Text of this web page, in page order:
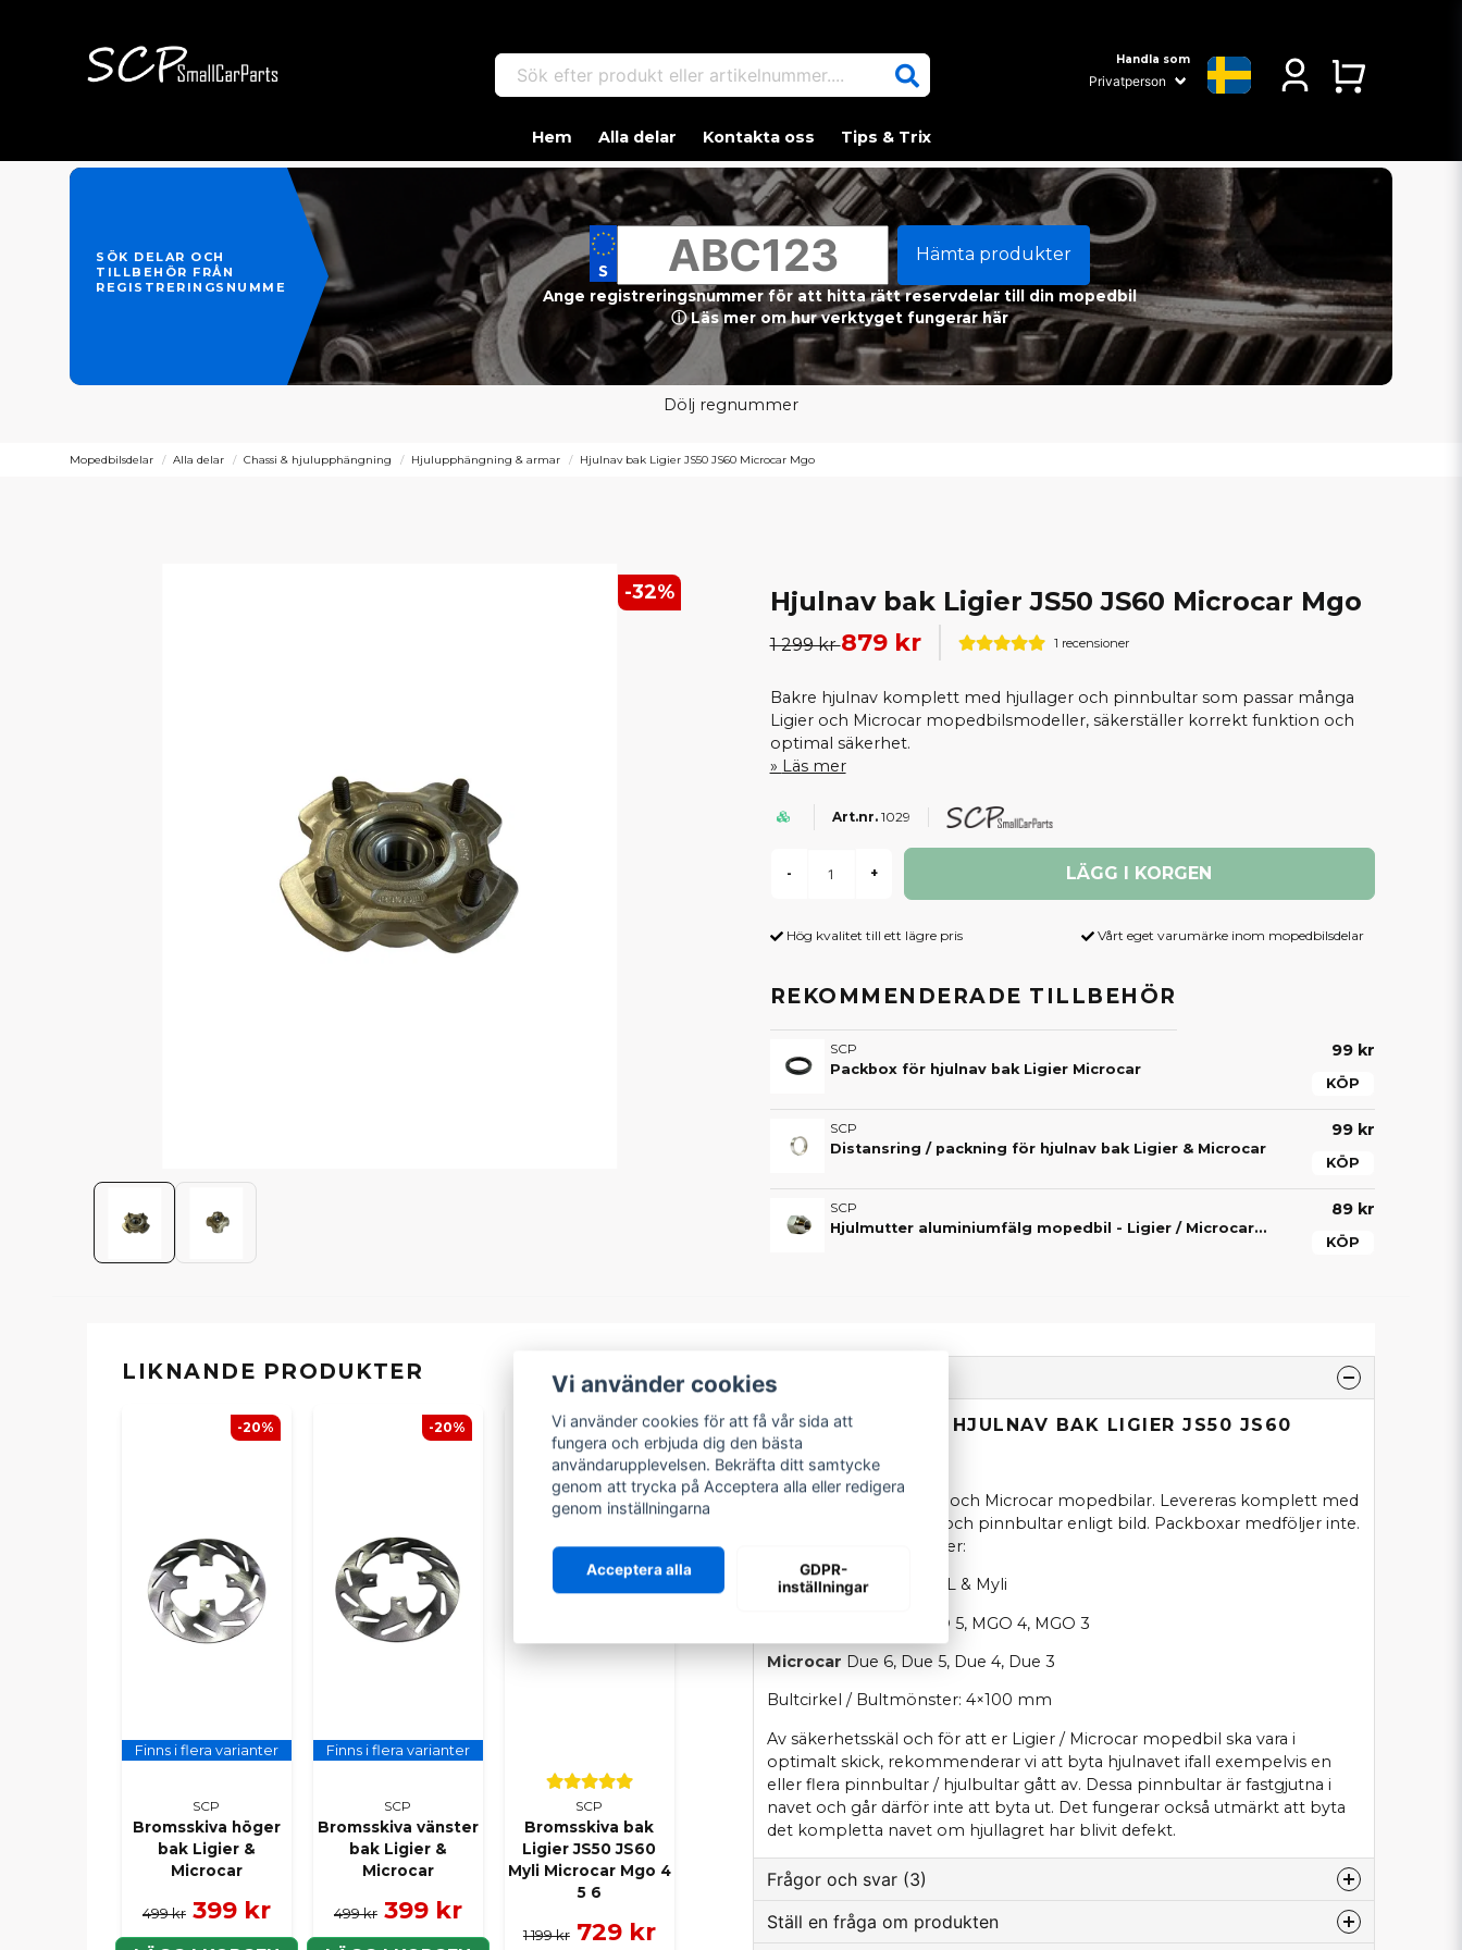
Sök efter produkt eller artikelnummer.... Handla som
Hem Alla delar Kontakta oss Tips & Trix
SÖK DELAR OCH
TILLBEHÖR FRÅN
REGISTRERINGSNUMMER
Hämta produkter
Ange registreringsnummer för att hitta rätt reservdelar till din mopedbil
ⓘ Läs mer om hur verktyget fungerar här
Dölj regnummer
Mopedbilsdelar Alla delar Chassi & hjulupphängning Hjulupphängning & armar Hjulnav bak Ligier JS50 JS60 Microcar Mgo
-32% Hjulnav bak Ligier JS50 JS60 Microcar Mgo
1 299 kr879 kr 1 recensioner
Bakre hjulnav komplett med hjullager och pinnbultar som passar många
Ligier och Microcar mopedbilsmodeller, säkerställer korrekt funktion och
optimal säkerhet.
Läs mer
1029
- + LÄGG I KORGEN
Hög kvalitet till ett lägre pris Vårt eget varumärke inom mopedbilsdelar
REKOMMENDERADE TILLBEHÖR
SCP
Packbox för hjulnav bak Ligier Microcar
99 kr
KÖP
SCP
Distansring / packning för hjulnav bak Ligier & Microcar
99 kr
KÖP
SCP
Hjulmutter aluminiumfälg mopedbil - Ligier / Microcar / Chatenet / Casalini m.fl.
89 kr
KÖP
LIKNANDE PRODUKTER
Finns i flera varianter
SCP
Bromsskiva höger
bak Ligier &
Microcar
499 kr 399 kr
-20%
Finns i flera varianter
SCP
Bromsskiva vänster
bak Ligier &
Microcar
499 kr 399 kr
-20%
SCP
Bromsskiva bak
Ligier JS50 JS60
Myli Microcar Mgo 4
5 6
1 199 kr 729 kr
-39%
Beskrivning
BESKRIVNING AV HJULNAV BAK LIGIER JS50 JS60
MICROCAR MGO
Bakre hjulnav till Ligier och Microcar mopedbilar. Levereras komplett med
förinstallerat hjullager och pinnbultar enligt bild. Packboxar medföljer inte.
Passar följande modeller:
LigierJS60, JS50, JS50L & Myli
MGO 6, MGO 5, MGO 4, MGO 3
Microcar Due 6, Due 5, Due 4, Due 3
Bultcirkel / Bultmönster: 4×100 mm
Av säkerhetsskäl och för att er Ligier / Microcar mopedbil ska vara i
optimalt skick, rekommenderar vi att byta hjulnavet ifall exempelvis en
eller flera pinnbultar / hjulbultar gått av. Dessa pinnbultar är fastgjutna i
navet och går därför inte att byta ut. Det fungerar också utmärkt att byta
det kompletta navet om hjullagret har blivit defekt.
Frågor och svar (3)
Ställ en fråga om produkten
Vi använder cookies
Vi använder cookies för att få vår sida att
fungera och erbjuda dig den bästa
användarupplevelsen. Bekräfta ditt samtycke
genom att trycka på Acceptera alla eller redigera
genom inställningarna
Acceptera alla
GDPR-
inställningar